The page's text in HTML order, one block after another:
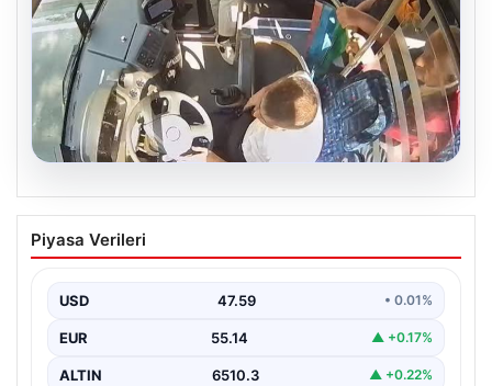
Trabzon’da Otobüste Fenalaşan
Yolcuya Şoförün Hızlı Müdahalesi
yaşındaki yolcu Hasan Öner’in hayatı, şoför Sinan
Erdoğan’ın…
Piyasa Verileri
USD 47.59 • 0.01%
EUR 55.14 ▲ +0.17%
ALTIN 6510.3 ▲ +0.22%